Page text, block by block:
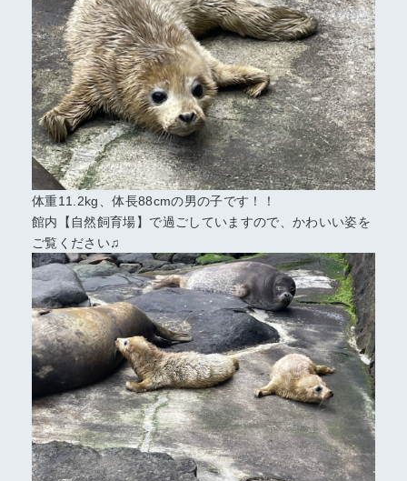
館内マップ
よくある質問
公式オンラインショップ
団体のお客さま
プレスリリース
移動水族館のお知らせ
公式SNS
体重11.2kg、体長88cmの男の子です！！
館内【自然飼育場】で過ごしていますので、かわいい姿を
ご覧ください♫